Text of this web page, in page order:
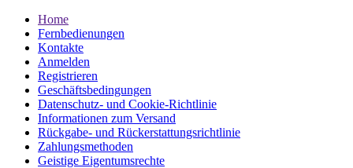
Home
Fernbedienungen
Kontakte
Anmelden
Registrieren
Geschäftsbedingungen
Datenschutz- und Cookie-Richtlinie
Informationen zum Versand
Rückgabe- und Rückerstattungsrichtlinie
Zahlungsmethoden
Geistige Eigentumsrechte